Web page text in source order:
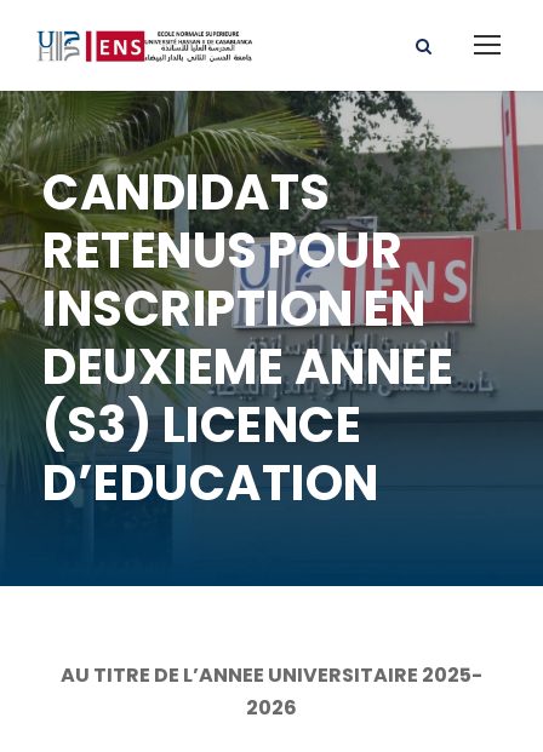
CANDIDATS
RETENUS POUR
INSCRIPTION EN
DEUXIEME ANNEE
(S3) LICENCE
D’EDUCATION
AU TITRE DE L’ANNEE UNIVERSITAIRE 2025-
2026